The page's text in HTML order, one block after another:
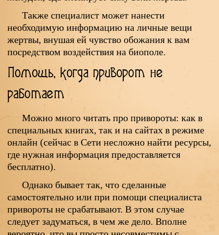
Также специалист может нанести
необходимую информацию на личные вещи
жертвы, внушая ей чувство обожания к вам
посредством воздействия на биополе.
Помощь, когда приворот не
работает
Можно много читать про привороты: как в
специальных книгах, так и на сайтах в режиме
онлайн (сейчас в Сети несложно найти ресурсы,
где нужная информация предоставляется
бесплатно).
Однако бывает так, что сделанные
самостоятельно или при помощи специалиста
привороты не срабатывают. В этом случае
следует задуматься, в чем же дело. Вполне